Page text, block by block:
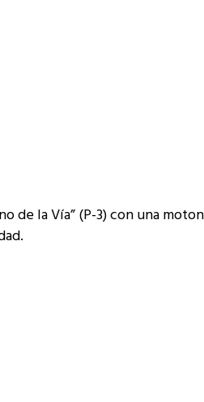
de la Vía” (P-3) con una